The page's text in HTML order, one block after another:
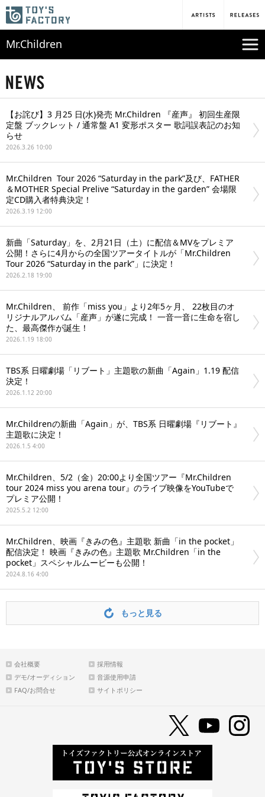
Mr.Children
【お詫び】3 月25 日(水)発売 Mr.Children 『産声』 初回生産限
定盤 ブックレット / 通常盤 A1 変形ポスター 歌詞誤表記のお知
らせ
2026.3.26 10:00
Mr.Children Tour 2026 “Saturday in the park”及び、FATHER
＆MOTHER Special Prelive “Saturday in the garden” 会場限
定CD購入者特典決定！
2026.3.19 12:00
新曲「Saturday」を、2月21日（土）に配信＆MVをプレミア
公開！さらに4月からの全国ツアータイトルが「Mr.Children
Tour 2026 “Saturday in the park”」に決定！
2026.2.18 19:00
Mr.Children、 前作「miss you」より2年5ヶ月、 22枚目のオ
リジナルアルバム「産声」が遂に完成！ 一音一音に生命を宿し
た、最高傑作が誕生！
2026.1.19 18:00
TBS系 日曜劇場「リブート」主題歌の新曲「Again」1.19 配信
決定！
2026.1.12 20:00
Mr.Childrenの新曲「Again」が、TBS系 日曜劇場『リブート』
主題歌に決定！
2026.1.5 4:00
Mr.Children、5/2（金）20:00より全国ツアー『Mr.Children
tour 2024 miss you arena tour』のライブ映像をYouTubeで
プレミア公開！
2025.5.2 12:00
Mr.Children、映画『きみの色』主題歌 新曲「in the pocket」
配信決定！ 映画『きみの色』主題歌 Mr.Children「in the
pocket」スペシャルムービーも公開！
2024.8.16 4:00
もっと見る
会社概要
採用情報
デモ/オーディション
音源使用申請
FAQ/お問合せ
サイトポリシー